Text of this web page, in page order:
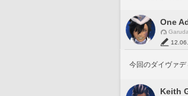
One
今回のダイヴァ
Keith